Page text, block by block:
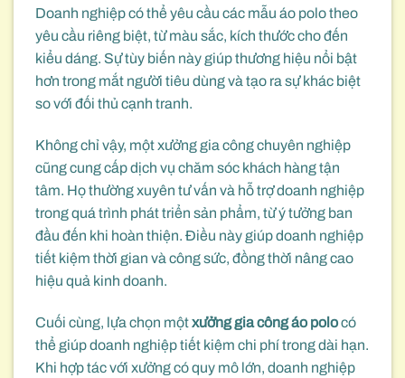
Doanh nghiệp có thể yêu cầu các mẫu áo polo theo
yêu cầu riêng biệt, từ màu sắc, kích thước cho đến
kiểu dáng. Sự tùy biến này giúp thương hiệu nổi bật
hơn trong mắt người tiêu dùng và tạo ra sự khác biệt
so với đối thủ cạnh tranh.
Không chỉ vậy, một xưởng gia công chuyên nghiệp
cũng cung cấp dịch vụ chăm sóc khách hàng tận
tâm. Họ thường xuyên tư vấn và hỗ trợ doanh nghiệp
trong quá trình phát triển sản phẩm, từ ý tưởng ban
đầu đến khi hoàn thiện. Điều này giúp doanh nghiệp
tiết kiệm thời gian và công sức, đồng thời nâng cao
hiệu quả kinh doanh.
Cuối cùng, lựa chọn mộtxưởng gia công áo polocó
thể giúp doanh nghiệp tiết kiệm chi phí trong dài hạn.
Khi hợp tác với xưởng có quy mô lớn, doanh nghiệp